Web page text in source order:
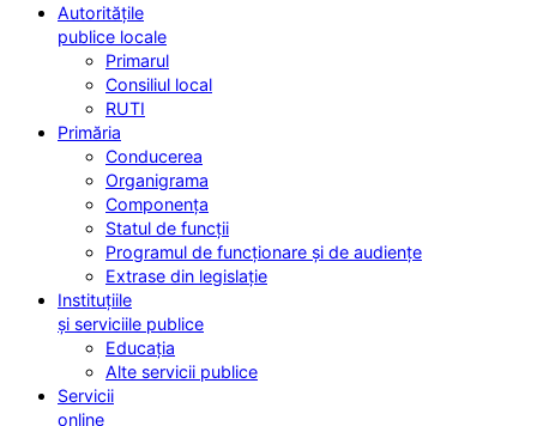
Autoritățile
publice locale
Primarul
Consiliul local
RUTI
Primăria
Conducerea
Organigrama
Componența
Statul de funcții
Programul de funcționare și de audiențe
Extrase din legislație
Instituțiile
și serviciile publice
Educația
Alte servicii publice
Servicii
online